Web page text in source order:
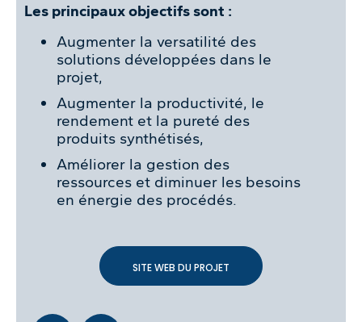
Les principaux objectifs sont :
Augmenter la versatilité des
solutions développées dans le
projet,
Augmenter la productivité, le
rendement et la pureté des
produits synthétisés,
Améliorer la gestion des
ressources et diminuer les besoins
en énergie des procédés.
SITE WEB DU PROJET